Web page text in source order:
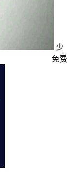
少
免费